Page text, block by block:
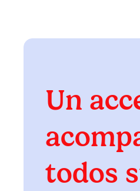
Un
todos